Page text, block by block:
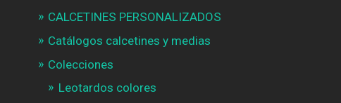
CALCETINES PERSONALIZADOS
Catálogos calcetines y medias
Colecciones
Leotardos colores